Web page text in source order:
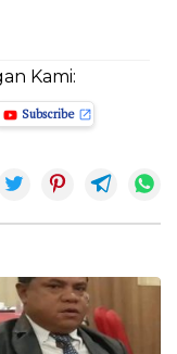
Kami:
Subscribe